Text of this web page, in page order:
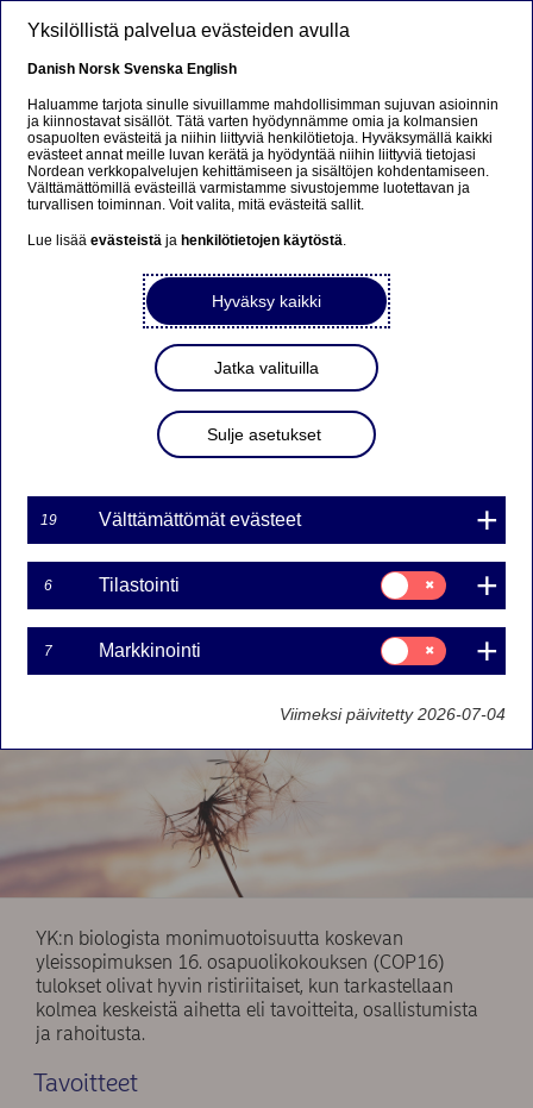
Analyysit
Luontokokouksen tulokset
olivat ristiriitaiset
22-11-2024
COP16-luontokokous venyi 16 tunnilla, ja monet
osanottajista poistuivat paikalta ennen ko-
kouksen päättymistä, jolloin kokous ei ollut enää
päätösvaltainen. Nordean biodiversiteettiasi-
antuntijat Anna-Karin Modin-Edman ja Jan
kokouksen lopputuloksesta. Lisäksi he pohtivat,
mitä voidaan odottaa COP29-kokoukselta, jonka
yksi tär-keimmistä aiheista on ilmastorahoitus.
YK:n biologista monimuotoisuutta koskevan
yleissopimuksen 16. osapuolikokouksen (COP16)
tulokset olivat hyvin ristiriitaiset, kun tarkastellaan
kolmea keskeistä aihetta eli tavoitteita, osallistumista
ja rahoitusta.
Tavoitteet
Yksilöllistä palvelua evästeiden avulla
Danish Norsk Svenska English
Haluamme tarjota sinulle sivuillamme mahdollisimman sujuvan asioinnin
ja kiinnostavat sisällöt. Tätä varten hyödynnämme omia ja kolmansien
osapuolten evästeitä ja niihin liittyviä henkilötietoja. Hyväksymällä kaikki
evästeet annat meille luvan kerätä ja hyödyntää niihin liittyviä tietojasi
Nordean verkkopalvelujen kehittämiseen ja sisältöjen kohdentamiseen.
Välttämättömillä evästeillä varmistamme sivustojemme luotettavan ja
turvallisen toiminnan. Voit valita, mitä evästeitä sallit.
Lue lisääevästeistä ja henkilötietojen käytöstä.
Hyväksy kaikki
Jatka valituilla
Sulje asetukset
19 Välttämättömät evästeet
6 Tilastointi
Suostumusvalinta:
Tilastointi
7 Markkinointi
Suostumusvalinta:
Markkinointi
Viimeksi päivitetty 2026-07-04